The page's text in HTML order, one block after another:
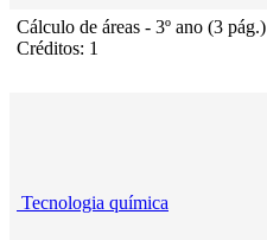
Cálculo de áreas - 3º ano (3 pág.)
Créditos: 1
Tecnologia química